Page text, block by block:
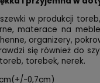
w produkcji
materace na
organizery,
się również do
torebek, nerek.
0,7cm)